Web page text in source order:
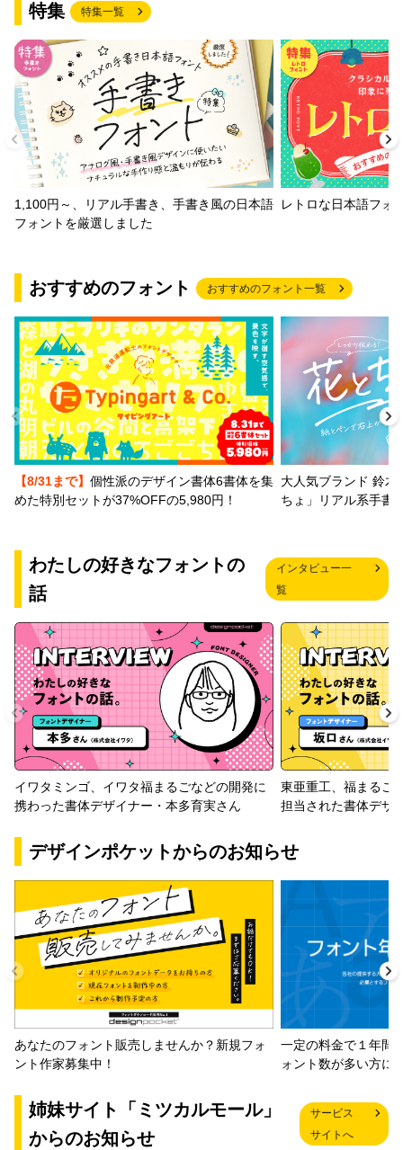
特集 特集一覧
1,100円～、リアル手書き、手書き風の日本語
フォントを厳選しました
レトロな日本語フォ
おすすめのフォント おすすめのフォント一覧
【8/31まで】 個性派のデザイン書体6書体を集
めた特別セットが37%OFFの5,980円！
大人気ブランド 鈴木
ちょ」リアル系手書
わたしの好きなフォントの
話
インタビュー一
覧
イワタミンゴ、イワタ福まるごなどの開発に
携わった書体デザイナー・本多育実さん
東亜重工、福まるご
担当された書体デザ
デザインポケットからのお知らせ
あなたのフォント販売しませんか？新規フォ
ント作家募集中！
一定の料金で１年間
ォント数が多い方に
姉妹サイト「ミツカルモール」
からのお知らせ
サービス
サイトへ